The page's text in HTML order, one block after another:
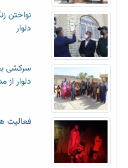
نواختن
دلوار
سرکشی
دلوار از
فعالیت